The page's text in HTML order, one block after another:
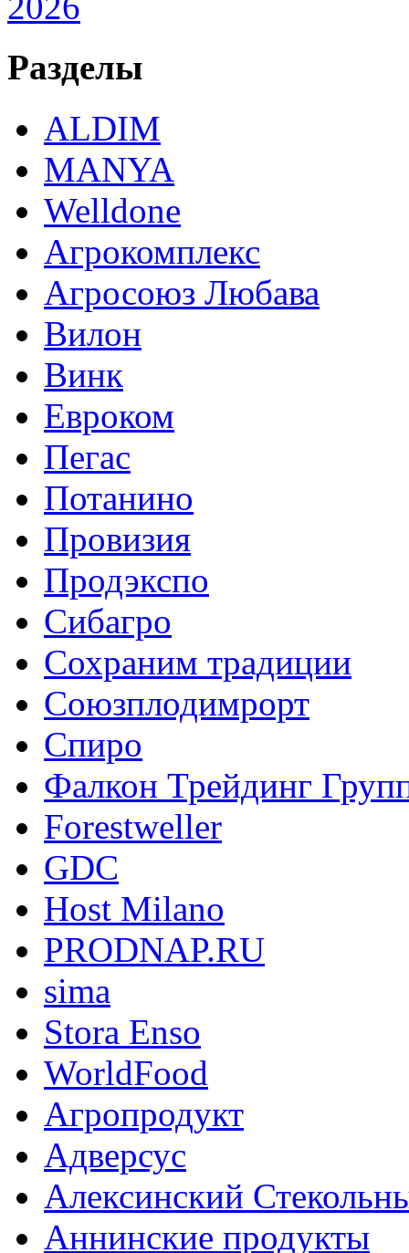
Разделы
ALDIM
MANYA
Welldone
Агрокомплекс
Агросоюз Любава
Вилон
Винк
Евроком
Пегас
Потанино
Провизия
Продэкспо
Сибагро
Сохраним традиции
Союзплодимрорт
Спиро
Фалкон Трейдинг
Forestweller
GDC
Host Milano
PRODNAP.RU
sima
Stora Enso
WorldFood
Агропродукт
Адверсус
Алексинский
Аннинские продукты